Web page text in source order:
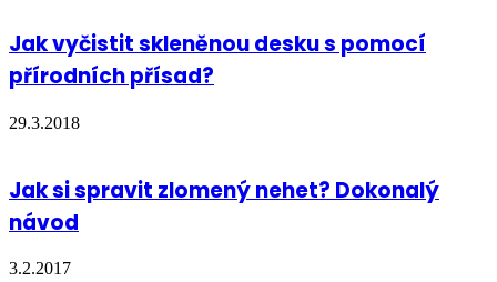
Jak vyčistit skleněnou desku s pomocí
přírodních přísad?
29.3.2018
Jak si spravit zlomený nehet? Dokonalý
návod
3.2.2017